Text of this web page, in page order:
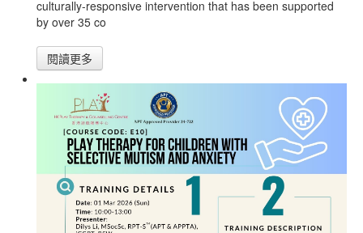
culturally-responsive intervention that has been supported
by over 35 co
閱讀更多